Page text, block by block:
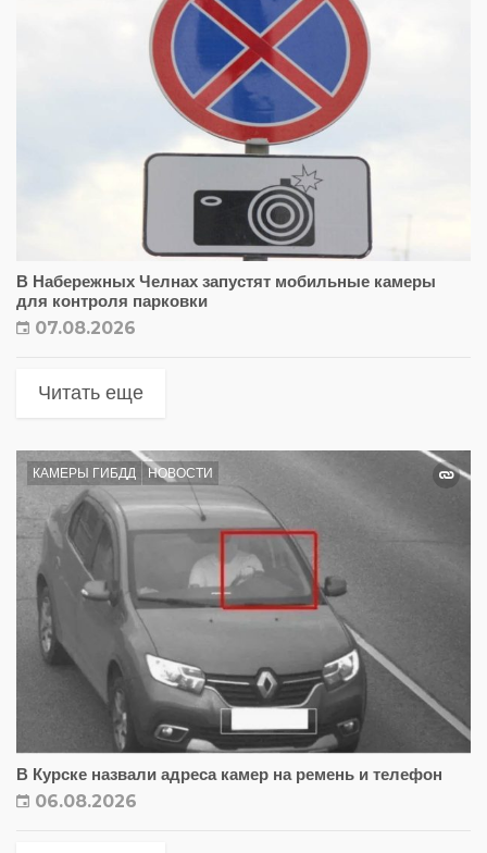
В Набережных Челнах запустят мобильные камеры
для контроля парковки
07.08.2026
Читать еще
КАМЕРЫ ГИБДД НОВОСТИ
В Курске назвали адреса камер на ремень и телефон
06.08.2026